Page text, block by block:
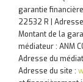
garantie
22532 R |
Montant de la
médiateur : ANM
Adresse du
Adresse du site :